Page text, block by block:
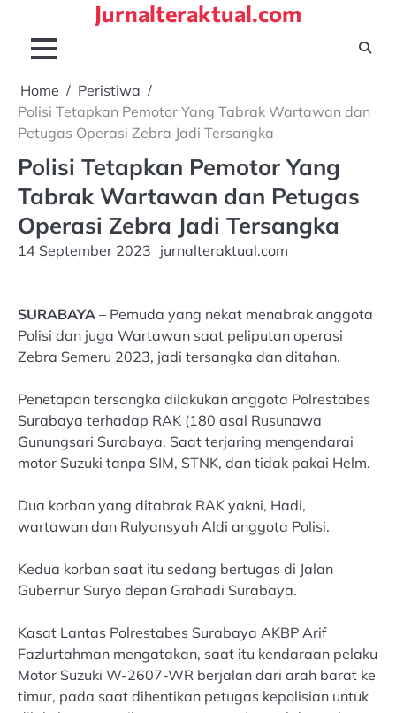
content
Jurnalteraktual.com
Home
Peristiwa
Polisi Tetapkan Pemotor Yang Tabrak Wartawan dan
Petugas Operasi Zebra Jadi Tersangka
Polisi Tetapkan Pemotor Yang
Tabrak Wartawan dan Petugas
Operasi Zebra Jadi Tersangka
14 September 2023 jurnalteraktual.com
SURABAYA – Pemuda yang nekat menabrak anggota
Polisi dan juga Wartawan saat peliputan operasi
Zebra Semeru 2023, jadi tersangka dan ditahan.
Penetapan tersangka dilakukan anggota Polrestabes
Surabaya terhadap RAK (180 asal Rusunawa
Gunungsari Surabaya. Saat terjaring mengendarai
motor Suzuki tanpa SIM, STNK, dan tidak pakai Helm.
Dua korban yang ditabrak RAK yakni, Hadi,
wartawan dan Rulyansyah Aldi anggota Polisi.
Kedua korban saat itu sedang bertugas di Jalan
Gubernur Suryo depan Grahadi Surabaya.
Kasat Lantas Polrestabes Surabaya AKBP Arif
Fazlurtahman mengatakan, saat itu kendaraan pelaku
Motor Suzuki W-2607-WR berjalan dari arah barat ke
timur, pada saat dihentikan petugas kepolisian untuk